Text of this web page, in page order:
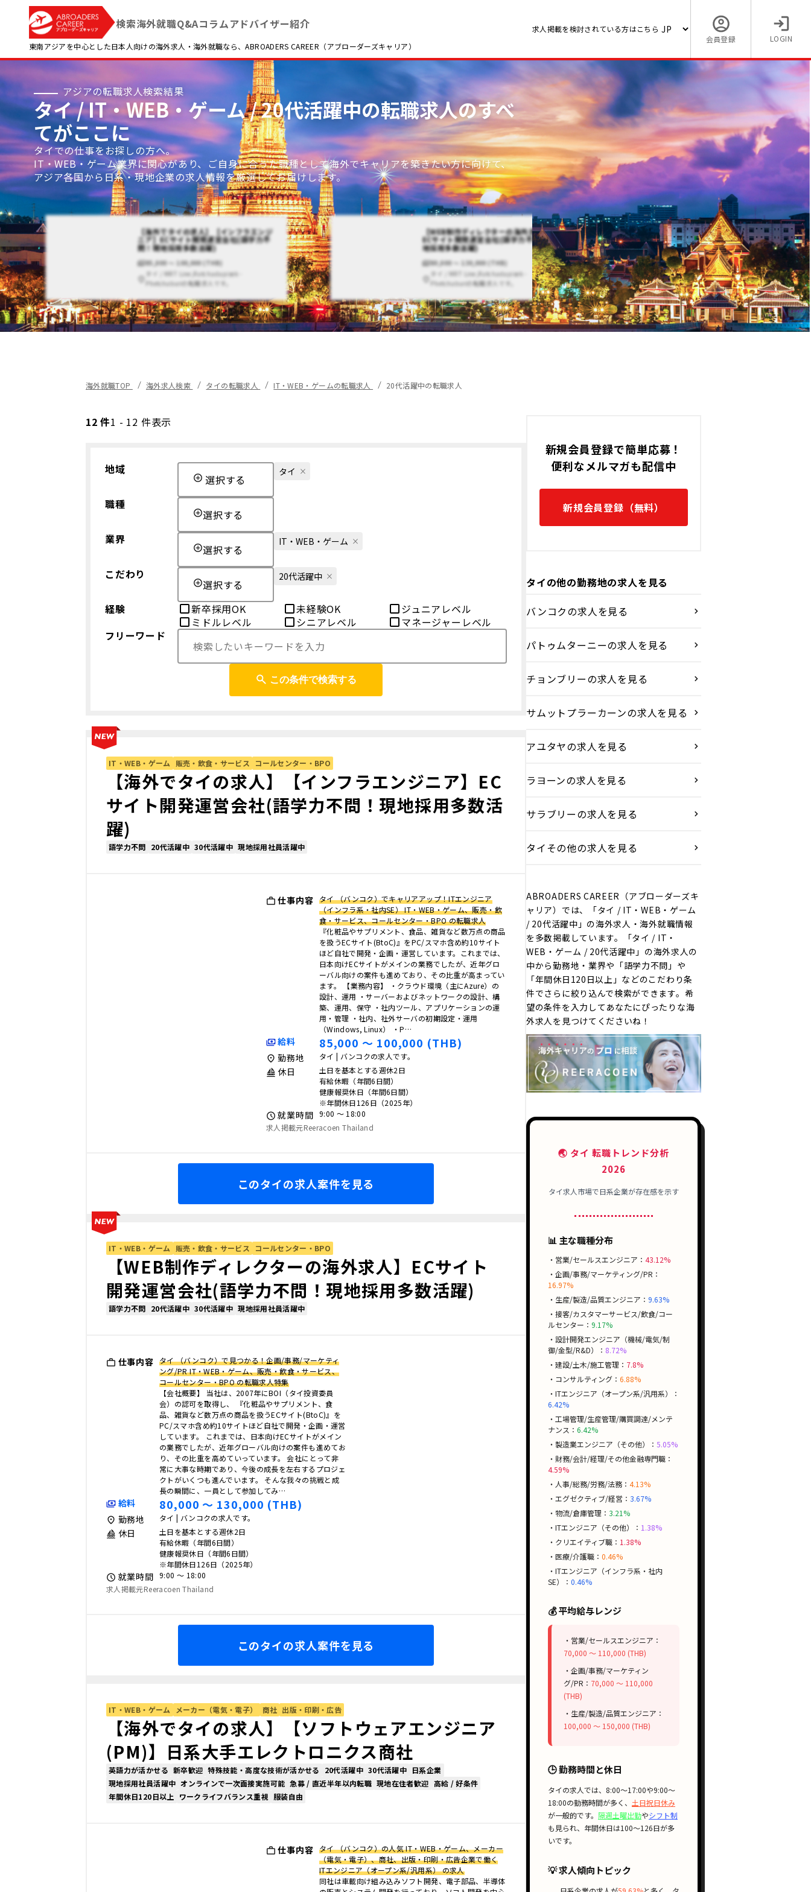
検索海外就職Q&Aコラムアドバイザー紹介
東南アジアを中心とした日本人向けの海外求人・海外就職なら、ABROADERS CAREER（アブローダーズキャリア）
求人掲載を検討されている方はこちら
会員登録
LOGIN
アジアの転職求人検索結果
タイ / IT・WEB・ゲーム / 20代活躍中の転職求人のすべ
てがここに
タイでの仕事をお探しの方へ。
IT・WEB・ゲーム業界に関心があり、ご自身に合った職種として海外でキャリアを築きたい方に向けて、
アジア各国から日系・現地企業の求人情報を厳選してお届けします。
【海外でタイの求人】【インフラエンジ
ニア】ECサイト開発運営会社(語学力不
問！現地採用多数活躍)
85,000 〜 100,000 (THB)
タイ / MRT Line,Ratchadapisek -
Phetchaburiの転職求人です。
【WEB制作ディレクターの海外求人】
ECサイト開発運営会社(語学力不問！現
地採用多数活躍)
80,000 〜 130,000 (THB)
タイ / MRT Line,Ratchadapisek -
Phetchaburiの転職求人です。
【海外でタイの求人】【ソフ
ンジニア (PM)】日系大手エ
クス商社
50,000 〜 60,000 (THB)
タイ / BTS (Sukhumvit Line)の転
す。
海外就職TOP 海外求人検索 タイの転職求人 IT・WEB・ゲームの転職求人 20代活躍中の転職求人
新規会員登録で簡単応募！
便利なメルマガも配信中
新規会員登録（無料）
タイの他の勤務地の求人を見る
バンコクの求人を見る
パトゥムターニーの求人を見る
チョンブリーの求人を見る
サムットプラーカーンの求人を見る
アユタヤの求人を見る
ラヨーンの求人を見る
サラブリーの求人を見る
タイその他の求人を見る
ABROADERS CAREER（アブローダーズキ
ャリア）では、「タイ / IT・WEB・ゲーム
/ 20代活躍中」の海外求人・海外就職情報
を多数掲載しています。「タイ / IT・
WEB・ゲーム / 20代活躍中」の海外求人の
中から勤務地・業界や「語学力不問」や
「年間休日120日以上」などのこだわり条
件でさらに絞り込んで検索ができます。希
望の条件を入力してあなたにぴったりな海
外求人を見つけてくださいね！
🌏 タイ 転職トレンド分析
2026
タイ求人市場で日系企業が存在感を示す
📊 主な職種分布
・営業/セールスエンジニア： 43.12%
・企画/事務/マーケティング/PR：
16.97%
・生産/製造/品質エンジニア： 9.63%
・接客/カスタマーサービス/飲食/コー
ルセンター： 9.17%
・設計開発エンジニア（機械/電気/制
御/金型/R&D）： 8.72%
・建設/土木/施工管理： 7.8%
・コンサルティング： 6.88%
・ITエンジニア（オープン系/汎用系）：
6.42%
・工場管理/生産管理/購買調達/メンテ
ナンス： 6.42%
・製造業エンジニア（その他）： 5.05%
・財務/会計/経理/その他金融専門職：
4.59%
・人事/総務/労務/法務： 4.13%
・エグゼクティブ/経営： 3.67%
・物流/倉庫管理： 3.21%
・ITエンジニア（その他）： 1.38%
・クリエイティブ職： 1.38%
・医療/介護職： 0.46%
・ITエンジニア（インフラ系・社内
SE）： 0.46%
💰 平均給与レンジ
・営業/セールスエンジニア：
70,000 〜 110,000 (THB)
・企画/事務/マーケティン
グ/PR： 70,000 〜 110,000
(THB)
・生産/製造/品質エンジニア：
100,000 〜 150,000 (THB)
🕒 勤務時間と休日
タイの求人では、 8:00〜17:00や9:00〜
18:00の勤務時間が多く、 土日祝日休み
が一般的です。 隔週土曜出勤やシフト制
も見られ、年間休日は100〜126日が多
いです。
💡 求人傾向トピック
12 件1 - 12 件表示
地域
選択する
タイ
職種
選択する
業界
選択する
IT・WEB・ゲーム
こだわり
選択する
20代活躍中
経験 新卒採用OK 未経験OK
ジュニアレベル
ミドルレベル
シニアレベル
マネージャーレベル
フリーワード
この条件で検索する
IT・WEB・ゲーム 販売・飲食・サービス コールセンター・BPO
【海外でタイの求人】【インフラエンジニア】EC
サイト開発運営会社(語学力不問！現地採用多数活
躍)
語学力不問 20代活躍中 30代活躍中 現地採用社員活躍中
仕事内容 タイ （バンコク）でキャリアアップ！ITエンジニア
（インフラ系・社内SE） IT・WEB・ゲーム、販売・飲
食・サービス、コールセンター・BPO の転職求人
『化粧品やサプリメント、食品、雑貨など数万点の商品
を扱うECサイト(BtoC)』をPC/スマホ含め約10サイト
ほど自社で開発・企画・運営しています。これまでは、
日本向けECサイトがメインの業務でしたが、近年グロ
ーバル向けの案件も進めており、その比重が高まってい
ます。 【業務内容】 ・クラウド環境（主にAzure）の
設計、運用 ・サーバーおよびネットワークの設計、構
築、運用、保守 ・社内ツール、アプリケーションの運
用・管理 ・社内、社外サーバの初期設定・運用
（Windows, Linux） ・P…
給料 85,000 〜 100,000 (THB)
勤務地 タイ | バンコクの求人です。
休日
土日を基本とする週休2日
有給休暇（年間6日間）
健康報奨休日（年間6日間）
※年間休日126日（2025年）
就業時間 9:00 〜 18:00
求人掲載元Reeracoen Thailand
このタイの求人案件を見る
IT・WEB・ゲーム 販売・飲食・サービス コールセンター・BPO
【WEB制作ディレクターの海外求人】ECサイト
開発運営会社(語学力不問！現地採用多数活躍)
語学力不問 20代活躍中 30代活躍中 現地採用社員活躍中
仕事内容 タイ （バンコク）で見つかる！企画/事務/マーケティ
ング/PR IT・WEB・ゲーム、販売・飲食・サービス、
コールセンター・BPO の転職求人特集
【会社概要】 当社は、2007年にBOI（タイ投資委員
会）の認可を取得し、 『化粧品やサプリメント、食
品、雑貨など数万点の商品を扱うECサイト(BtoC)』を
PC/スマホ含め約10サイトほど自社で開発・企画・運営
しています。 これまでは、日本向けECサイトがメイン
の業務でしたが、近年グローバル向けの案件も進めてお
り、その比重を高めていっています。 会社にとって非
常に大事な時期であり、今後の成長を左右するプロジェ
クトがいくつも進んでいます。 そんな我々の挑戦と成
長の瞬間に、一員として参加してみ…
給料 80,000 〜 130,000 (THB)
勤務地 タイ | バンコクの求人です。
休日
土日を基本とする週休2日
有給休暇（年間6日間）
健康報奨休日（年間6日間）
※年間休日126日（2025年）
就業時間 9:00 〜 18:00
求人掲載元Reeracoen Thailand
このタイの求人案件を見る
IT・WEB・ゲーム メーカー（電気・電子） 商社 出版・印刷・広告
【海外でタイの求人】【ソフトウェアエンジニア
(PM)】日系大手エレクトロニクス商社
英語力が活かせる 新卒歓迎 特殊技能・高度な技術が活かせる 20代活躍中 30代活躍中 日系企業
現地採用社員活躍中 オンラインで一次面接実施可能 急募 / 直近半年以内転職 現地在住者歓迎 高給 / 好条件
年間休日120日以上
ワークライフバランス重視 服装自由
仕事内容 タイ （バンコク）の人気 IT・WEB・ゲーム、メーカー
（電気・電子）、商社、出版・印刷・広告企業で働く
ITエンジニア（オープン系/汎用系） の求人
同社は車載向け組み込みソフト開発、電子部品、半導体